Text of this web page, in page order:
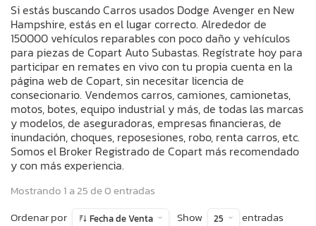
Si estás buscando Carros usados Dodge Avenger en New
Hampshire, estás en el lugar correcto. Alrededor de
150000 vehículos reparables con poco daño y vehículos
para piezas de Copart Auto Subastas. Regístrate hoy para
participar en remates en vivo con tu propia cuenta en la
página web de Copart, sin necesitar licencia de
consecionario. Vendemos carros, camiones, camionetas,
motos, botes, equipo industrial y más, de todas las marcas
y modelos, de aseguradoras, empresas financieras, de
inundación, choques, reposesiones, robo, renta carros, etc.
Somos el Broker Registrado de Copart más recomendado
y con más experiencia.
Mostrando 1 a 25 de 0 entradas
Ordenar por
Fecha de Venta Show 25 entradas